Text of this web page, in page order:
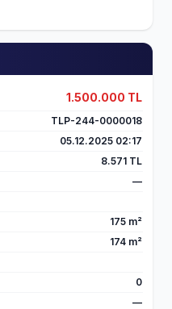
1.500.000 TL
TLP-244-0000018
05.12.2025 02:17
8.571 TL
—
175 m²
174 m²
0
—